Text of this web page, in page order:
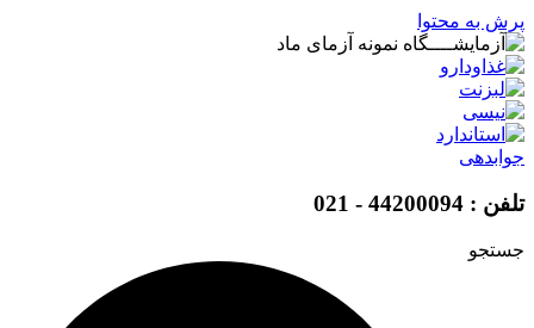
پرش به محتوا
جوابدهی
تلفن : 44200094 - 021
جستجو